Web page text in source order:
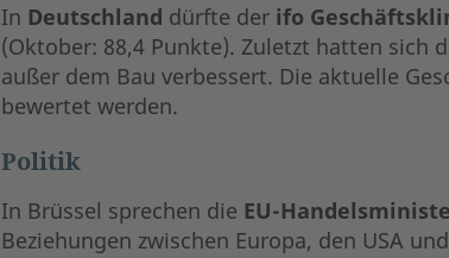
In Deutschland dürfte der ifo
(Oktober: 88,4 Punkte). Zuletzt hatten sich
außer dem Bau verbessert. Die aktuelle
bewertet werden.
Politik
In Brüssel sprechen die EU-
Beziehungen zwischen Europa, den USA